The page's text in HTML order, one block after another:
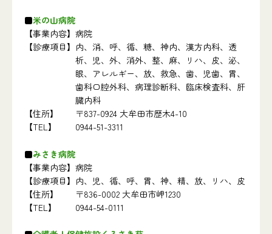
米の山病院
【事業内容】 病院
【診療項目】 内、消、呼、循、糖、神内、漢方内科、透
析、児、外、消外、整、麻、リハ、皮、泌、
眼、アレルギー、放、救急、歯、児歯、胃、
歯科口腔外科、病理診断科、臨床検査科、肝
臓内科
【住所】
〒837-0924 大牟田市歴木4-10
【TEL】
0944-51-3311
みさき病院
【事業内容】 病院
【診療項目】 内、児、循、呼、胃、神、精、放、リハ、皮
【住所】
〒836-0002 大牟田市岬1230
【TEL】
0944-54-0111